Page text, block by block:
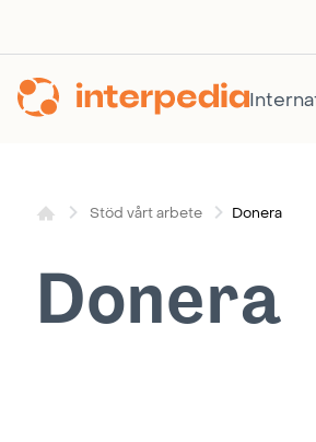
Stöd vårt arbete Donera
Donera